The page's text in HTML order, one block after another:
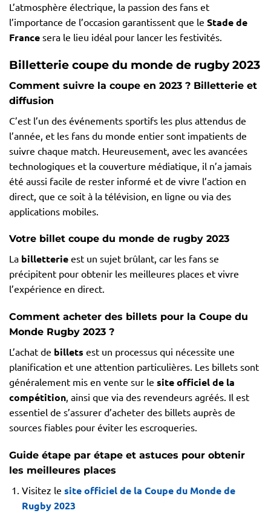
L’atmosphère électrique, la passion des fans et
l’importance de l’occasion garantissent que le Stade de
France sera le lieu idéal pour lancer les festivités.
Billetterie coupe du monde de rugby 2023
Comment suivre la coupe en 2023 ? Billetterie et
diffusion
C’est l’un des événements sportifs les plus attendus de
l’année, et les fans du monde entier sont impatients de
suivre chaque match. Heureusement, avec les avancées
technologiques et la couverture médiatique, il n’a jamais
été aussi facile de rester informé et de vivre l’action en
direct, que ce soit à la télévision, en ligne ou via des
applications mobiles.
Votre billet coupe du monde de rugby 2023
La billetterie est un sujet brûlant, car les fans se
précipitent pour obtenir les meilleures places et vivre
l’expérience en direct.
Comment acheter des billets pour la Coupe du
Monde Rugby 2023 ?
L’achat de billets est un processus qui nécessite une
planification et une attention particulières. Les billets sont
généralement mis en vente sur le site officiel de la
compétition, ainsi que via des revendeurs agréés. Il est
essentiel de s’assurer d’acheter des billets auprès de
sources fiables pour éviter les escroqueries.
Guide étape par étape et astuces pour obtenir
les meilleures places
Visitez le site officiel de la Coupe du Monde de
Rugby 2023